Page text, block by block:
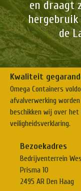
en draagt
de
Kwaliteit
Omega Containers
afvalverwerking
beschikken wij over het
veiligheidsverklaring.
Bezoekadres
Bedrijventerrein
Prisma 10
2495 AR Den Haag